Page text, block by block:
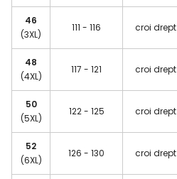
46
(3XL)
111 - 116 croi drept
48
(4XL)
117 - 121 croi drept
50
(5XL)
122 - 125 croi drept
52
(6XL)
126 - 130 croi drept